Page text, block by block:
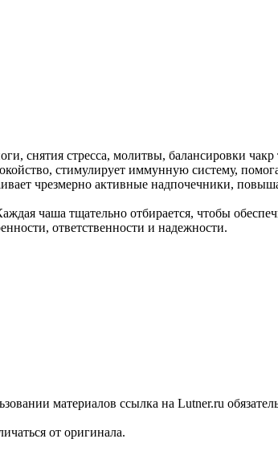
снятия стресса, молитвы, балансировки чакр
стимулирует иммунную систему,
чрезмерно активные надпочечники,
чаша тщательно отбирается, чтобы
ответственности и надежности.
материалов ссылка на Lutner.ru
от оригинала.